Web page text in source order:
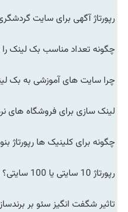
رپورتاژ آگهی برای سایت
چگونه تعداد مناسب بک لینک را
چرا سایت های آموزشی به بک
لینک سازی برای فروشگاه های
چگونه برای کلینیک ها رپورتاژ
رپورتاژ 10 سایتی یا 100 سایتی؟
تاثیر شگفت انگیز سئو بر